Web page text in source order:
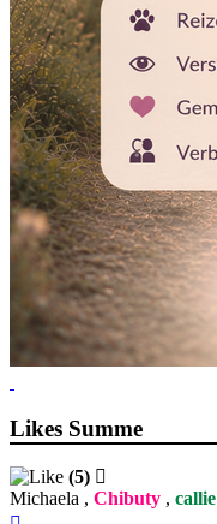
Likes Summe
(5)
Michaela , Chibuty , callie